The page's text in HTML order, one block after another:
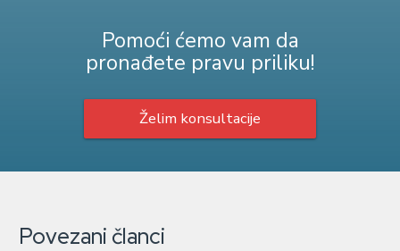
Pomoći ćemo vam da
pronađete pravu priliku!
Želim konsultacije
Povezani članci